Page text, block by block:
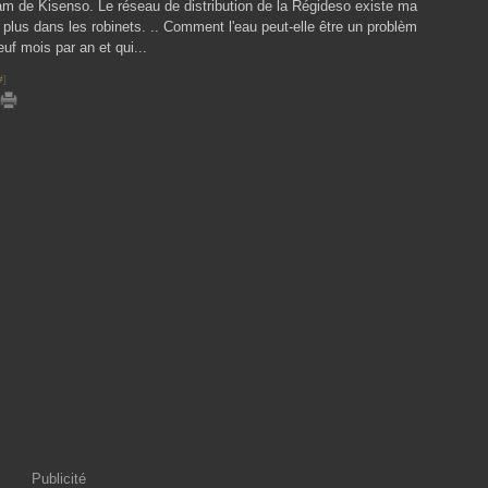
de Kisenso. Le réseau de distribution de la Régideso existe ma
dans les robinets. .. Comment l'eau peut-elle être un problèm
mois par an et qui...
]
Publicité